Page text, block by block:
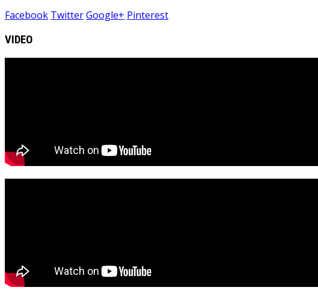
Facebook TwitterGoogle+ Pinterest
VIDEO